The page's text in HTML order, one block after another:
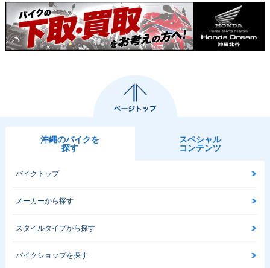
沖縄のバイクを
探す
スペシャル
コンテンツ
バイクトップ
メーカーから探す
スタイルタイプから探す
バイクショップを探す